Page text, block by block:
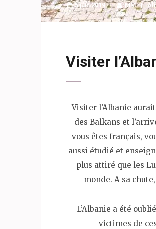
5 juin 2019 MM
Visiter
Visiter l’Albanie
des Balkans et
vous êtes français,
aussi étudié et
plus attiré que les
monde. A sa
L’Albanie a été
victimes de